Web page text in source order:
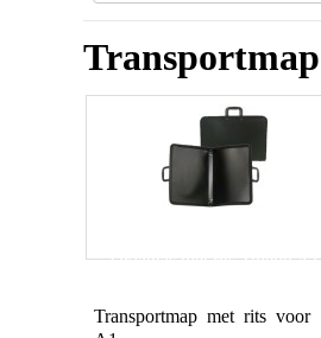
Transportmap
Draagtas met rits Toledo A1
Transportmap met rits voor